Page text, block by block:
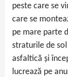
peste care se
care se
pe mare parte
straturile de
asfaltică și
lucrează pe